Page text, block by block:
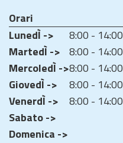
Orari
LunedÌ ->
8:00 - 14:00
MartedÌ -> 8:00 - 14:00
MercoledÌ ->8:00 - 14:00
GiovedÌ ->
8:00 - 14:00
VenerdÌ ->
8:00 - 14:00
Sabato ->
Domenica ->